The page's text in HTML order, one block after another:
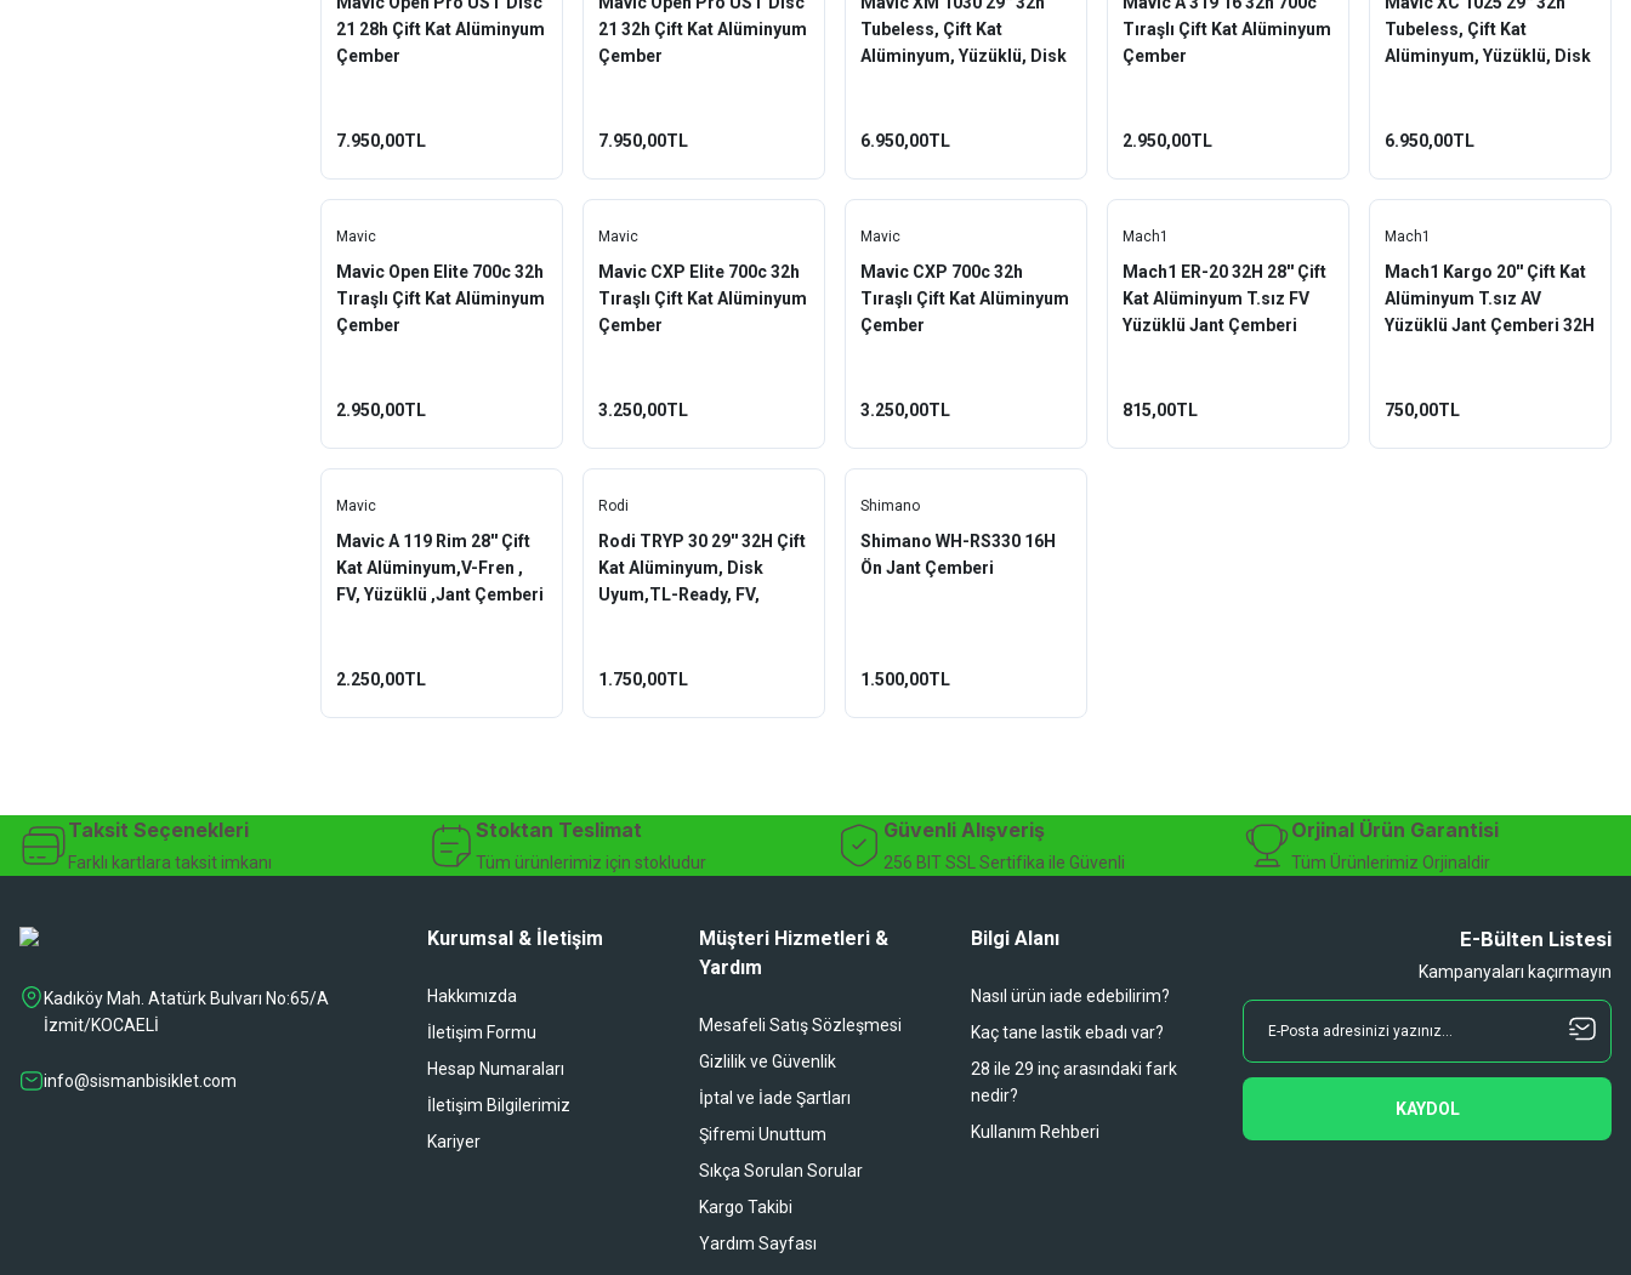
21 28h Çift Kat Alüminyum
Çember
7.950,00TL
21 32h Çift Kat Alüminyum
Çember
7.950,00TL
Tubeless, Çift Kat
Alüminyum, Yüzüklü, Disk
6.950,00TL
Tıraşlı Çift Kat Alüminyum
Çember
2.950,00TL
Tubeless, Çift Kat
Alüminyum, Yüzüklü, Disk
6.950,00TL
Mavic
Mavic Open Elite 700c 32h
Tıraşlı Çift Kat Alüminyum
Çember
2.950,00TL
Mavic
Mavic CXP Elite 700c 32h
Tıraşlı Çift Kat Alüminyum
Çember
3.250,00TL
Mavic
Mavic CXP 700c 32h
Tıraşlı Çift Kat Alüminyum
Çember
3.250,00TL
Mach1
Mach1 ER-20 32H 28'' Çift
Kat Alüminyum T.sız FV
Yüzüklü Jant Çemberi
815,00TL
Mach1
Mach1 Kargo 20'' Çift Kat
Alüminyum T.sız AV
Yüzüklü Jant Çemberi 32H
750,00TL
Mavic
Mavic A 119 Rim 28'' Çift
Kat Alüminyum,V-Fren ,
FV, Yüzüklü ,Jant Çemberi
2.250,00TL
Rodi
Rodi TRYP 30 29'' 32H Çift
Kat Alüminyum, Disk
Uyum,TL-Ready, FV,
1.750,00TL
Shimano
Shimano WH-RS330 16H
Ön Jant Çemberi
1.500,00TL
Taksit Seçenekleri
Farklı kartlara taksit imkanı
Stoktan Teslimat
Tüm ürünlerimiz için stokludur
Güvenli Alışveriş
256 BIT SSL Sertifika ile Güvenli
Orjinal Ürün Garantisi
Tüm Ürünlerimiz Orjinaldir
Kadıköy Mah. Atatürk Bulvarı No:65/A
İzmit/KOCAELİ
info@sismanbisiklet.com
Kurumsal & İletişim
Hakkımızda
İletişim Formu
Hesap Numaraları
İletişim Bilgilerimiz
Kariyer
Müşteri Hizmetleri &
Yardım
Mesafeli Satış Sözleşmesi
Gizlilik ve Güvenlik
İptal ve İade Şartları
Şifremi Unuttum
Sıkça Sorulan Sorular
Kargo Takibi
Yardım Sayfası
Bilgi Alanı
Nasıl ürün iade edebilirim?
Kaç tane lastik ebadı var?
28 ile 29 inç arasındaki fark
nedir?
Kullanım Rehberi
E-Bülten Listesi
Kampanyaları kaçırmayın
KAYDOL